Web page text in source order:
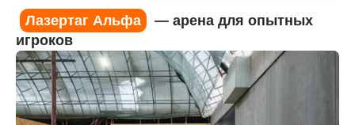
Лазертаг Альфа
— арена для опытных
игроков